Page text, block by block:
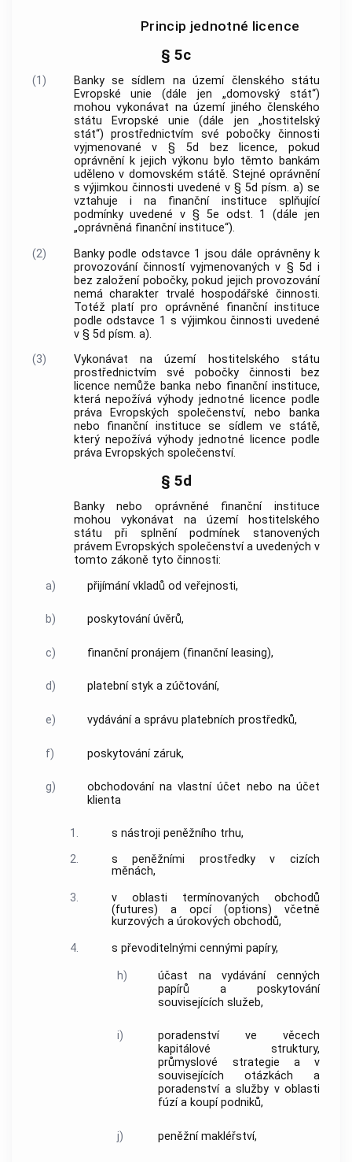
Princip jednotné licence
§ 5c
(1)
Banky se sídlem na území členského státu
Evropské unie (dále jen „domovský stát“)
mohou vykonávat na území jiného členského
státu Evropské unie (dále jen „hostitelský
stát“) prostřednictvím své pobočky činnosti
vyjmenované v § 5d bez licence, pokud
oprávnění k jejich výkonu bylo těmto bankám
uděleno v domovském státě. Stejné oprávnění
s výjimkou činnosti uvedené v § 5d písm. a) se
vztahuje i na finanční instituce splňující
podmínky uvedené v § 5e odst. 1 (dále jen
„oprávněná finanční instituce“).
(2)
Banky podle odstavce 1 jsou dále oprávněny k
provozování činností vyjmenovaných v § 5d i
bez založení pobočky, pokud jejich provozování
nemá charakter trvalé hospodářské činnosti.
Totéž platí pro oprávněné finanční instituce
podle odstavce 1 s výjimkou činnosti uvedené
v § 5d písm. a).
(3)
Vykonávat na území hostitelského státu
prostřednictvím své pobočky činnosti bez
licence nemůže banka nebo finanční instituce,
která nepožívá výhody jednotné licence podle
práva Evropských společenství, nebo banka
nebo finanční instituce se sídlem ve státě,
který nepožívá výhody jednotné licence podle
práva Evropských společenství.
§ 5d
Banky nebo oprávněné finanční instituce
mohou vykonávat na území hostitelského
státu při splnění podmínek stanovených
právem Evropských společenství a uvedených v
tomto zákoně tyto činnosti:
a)
přijímání vkladů od veřejnosti,
b) poskytování úvěrů,
c) finanční pronájem (finanční leasing),
d) platební styk a zúčtování,
e) vydávání a správu platebních prostředků,
f) poskytování záruk,
g)
obchodování na vlastní účet nebo na účet
klienta
1.
s nástroji peněžního trhu,
2.
s peněžními prostředky v cizích
měnách,
3.
v oblasti termínovaných obchodů
(futures) a opcí (options) včetně
kurzových a úrokových obchodů,
4.
s převoditelnými cennými papíry,
h)
účast na vydávání cenných
papírů a poskytování
souvisejících služeb,
i)
poradenství ve věcech
kapitálové struktury,
průmyslové strategie a v
souvisejících otázkách a
poradenství a služby v oblasti
fúzí a koupí podniků,
j) peněžní makléřství,